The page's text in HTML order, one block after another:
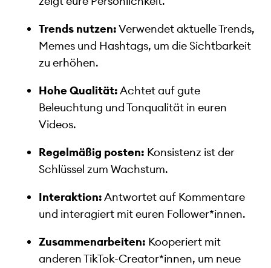
Trends nutzen:Verwendet aktuelle Trends,
Memes und Hashtags, um die Sichtbarkeit
zu erhöhen.
Hohe Qualität:Achtet auf gute
Beleuchtung und Tonqualität in euren
Videos.
Regelmäßig posten: Konsistenz ist der
Schlüssel zum Wachstum.
Interaktion:Antwortet auf Kommentare
und interagiert mit euren Follower*innen.
Zusammenarbeiten: Kooperiert mit
anderen TikTok-Creator*innen, um neue